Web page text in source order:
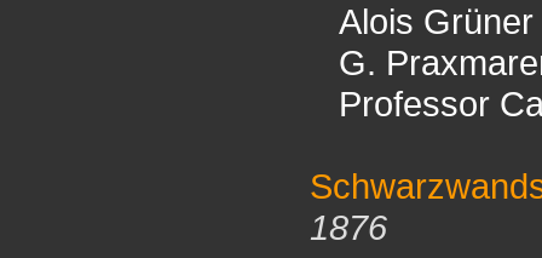
Alois Grüner
G.
Professor
1876